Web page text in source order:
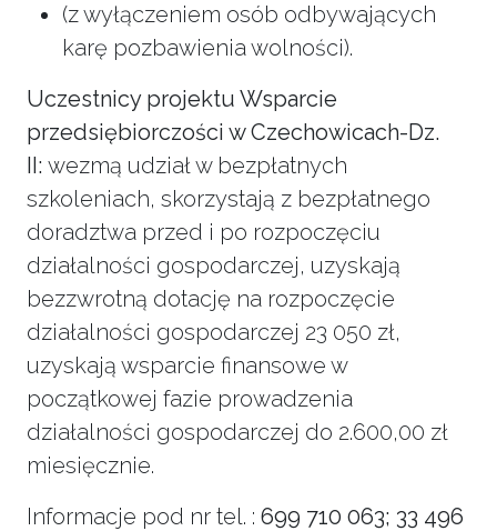
(z wyłączeniem osób odbywających
karę pozbawienia wolności).
Uczestnicy projektu Wsparcie
przedsiębiorczości w Czechowicach-Dz.
II: wezmą udział w bezpłatnych
szkoleniach, skorzystają z bezpłatnego
doradztwa przed i po rozpoczęciu
działalności gospodarczej, uzyskają
bezzwrotną dotację na rozpoczęcie
działalności gospodarczej 23 050 zł,
uzyskają wsparcie finansowe w
początkowej fazie prowadzenia
działalności gospodarczej do 2.600,00 zł
miesięcznie.
Informacje pod nr tel. : 699 710 063; 33 496